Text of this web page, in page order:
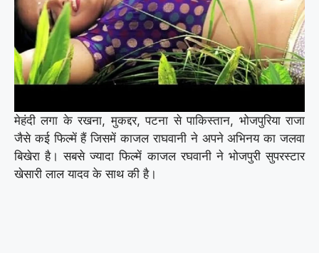
मेहंदी लगा के रखना, मुकद्दर, पटना से पाकिस्तान, भोजपुरिया राजा
जैसे कई फिल्में हैं जिसमें काजल राघवानी ने अपने अभिनय का जलवा
बिखेरा है। सबसे ज्यादा फिल्में काजल रघवानी ने भोजपुरी सुपरस्टार
खेसारी लाल यादव के साथ की है।